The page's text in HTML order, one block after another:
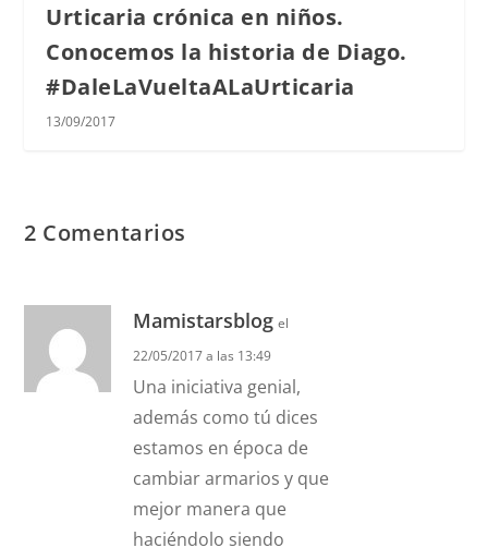
Urticaria crónica en niños.
Conocemos la historia de Diago.
#DaleLaVueltaALaUrticaria
13/09/2017
2 Comentarios
Mamistarsblog el
22/05/2017 a las 13:49
Una iniciativa genial,
además como tú dices
estamos en época de
cambiar armarios y que
mejor manera que
haciéndolo siendo